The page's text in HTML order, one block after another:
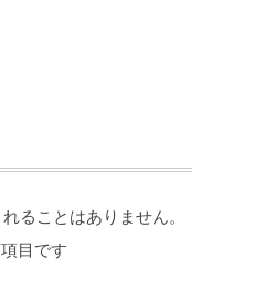
ることはありません。
目です